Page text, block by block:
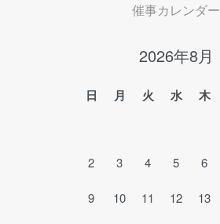
催事カレンダー
2026年8月
日 月 火 水 木
2 3 4 5 6
9 10 11 12 13